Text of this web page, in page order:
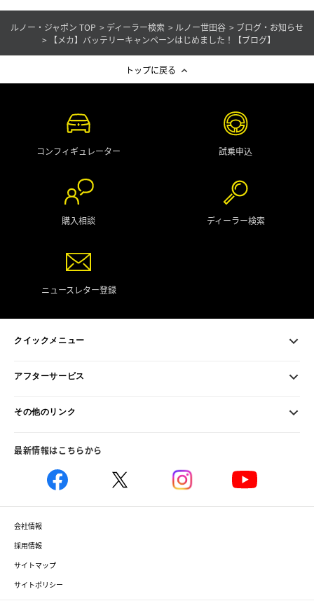
ルノー・ジャポン TOP ディーラー検索 ルノー世田谷
ブログ・お知らせ
【メカ】バッテリーキャンペーンはじめました！【ブログ】
トップに戻る
コンフィギュレーター 試乗申込
購入相談 ディーラー検索
ニュースレター登録
クイックメニュー
アフターサービス
その他のリンク
最新情報はこちらから
会社情報
採用情報
サイトマップ
サイトポリシー